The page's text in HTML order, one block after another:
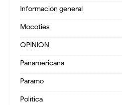
Información general
Mocoties
OPINION
Panamericana
Paramo
Política